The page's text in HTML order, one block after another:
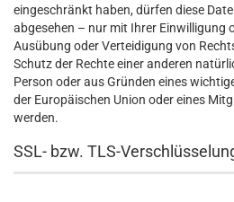
eingeschränkt haben, dürfen diese
abgesehen – nur mit Ihrer Einwilligung
Ausübung oder Verteidigung von
Schutz der Rechte einer anderen
Person oder aus Gründen eines
der Europäischen Union oder eines
werden.
SSL- bzw. TLS-